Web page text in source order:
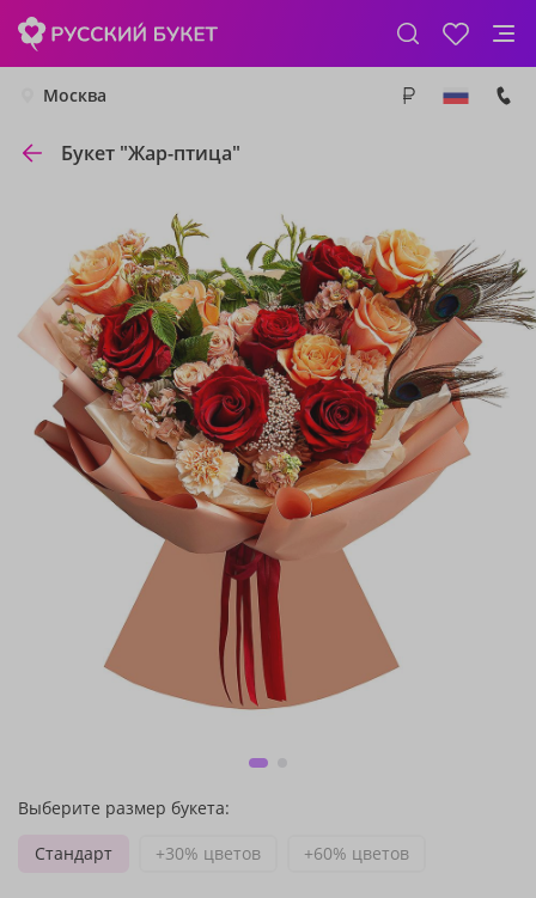
Москва
Букет "Жар-птица"
Выберите размер букета:
Стандарт
+30% цветов +60% цветов